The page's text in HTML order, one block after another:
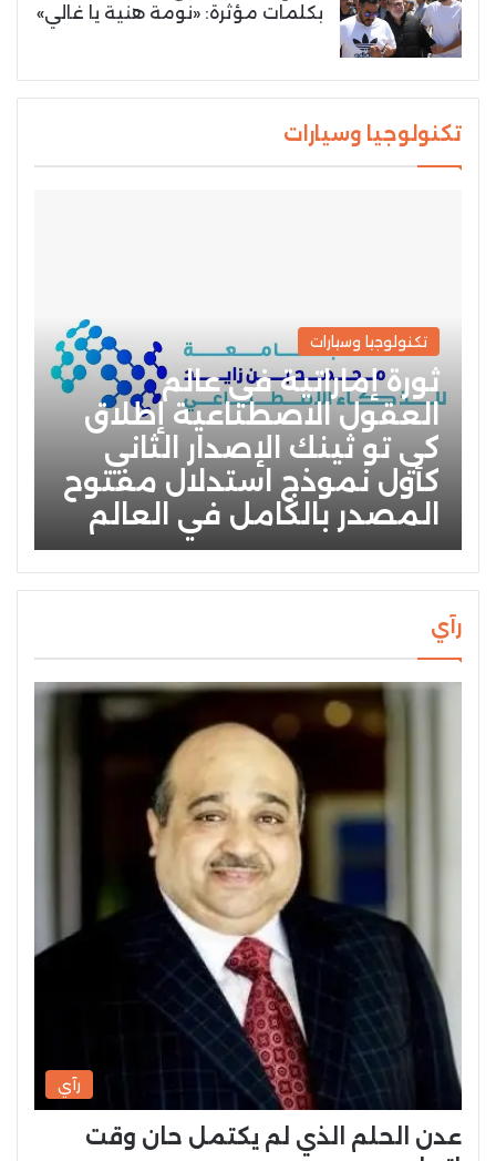
بكلمات مؤثرة: «نومة هنية يا غالي»
تكنولوجيا وسيارات
تكنولوجيا وسيارات
ثورة إماراتية في عالم
العقول الاصطناعية إطلاق
كي تو ثينك الإصدار الثاني
كأول نموذج استدلال مفتوح
المصدر بالكامل في العالم
رآي
رآي
عدن الحلم الذي لم يكتمل حان وقت